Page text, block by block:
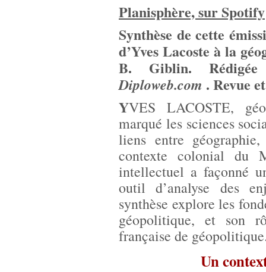
Planisphère, sur Spotify
Synthèse de cette
d’Yves Lacoste à la
B. Giblin.
Diploweb.com . Revue
YVES LACOSTE,
marqué les sciences
liens entre
contexte colonial du
intellectuel a façonné
outil d’analyse des
synthèse explore les
géopolitique, et son
française de
Un